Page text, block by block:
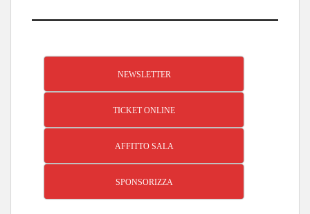
NEWSLETTER
TICKET ONLINE
AFFITTO SALA
SPONSORIZZA